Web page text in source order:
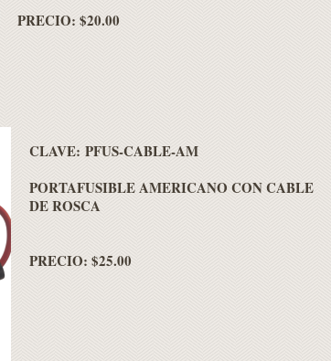
PRECIO: $20.00
CLAVE: PFUS-CABLE-AM
PORTAFUSIBLE AMERICANO CON CABLE
DE ROSCA
PRECIO: $25.00